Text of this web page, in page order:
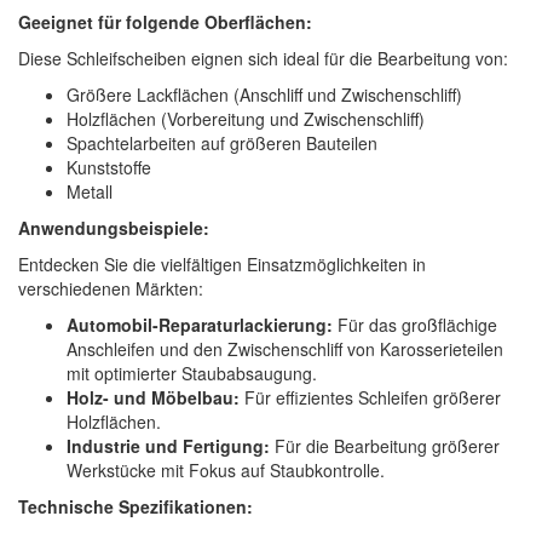
Geeignet für folgende Oberflächen:
Diese Schleifscheiben eignen sich ideal für die Bearbeitung von:
Größere Lackflächen (Anschliff und Zwischenschliff)
Holzflächen (Vorbereitung und Zwischenschliff)
Spachtelarbeiten auf größeren Bauteilen
Kunststoffe
Metall
Anwendungsbeispiele:
Entdecken Sie die vielfältigen Einsatzmöglichkeiten in
verschiedenen Märkten:
Automobil-Reparaturlackierung: Für das großflächige
Anschleifen und den Zwischenschliff von Karosserieteilen
mit optimierter Staubabsaugung.
Holz- und Möbelbau: Für effizientes Schleifen größerer
Holzflächen.
Industrie und Fertigung: Für die Bearbeitung größerer
Werkstücke mit Fokus auf Staubkontrolle.
Technische Spezifikationen: